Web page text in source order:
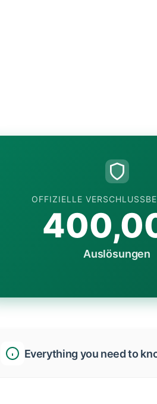
OFFIZIELLE
Auslösungen
Everything you need to